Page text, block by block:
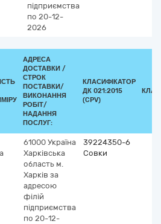
підприємства
по 20-12-
2026
АДРЕСА
ДОСТАВКИ /
СТРОК
ПОСТАВКИ/
ВИКОНАННЯ
РОБІТ/
НАДАННЯ
ПОСЛУГ:
КЛАСИФІКАТОР
ДК 021:2015
(CPV)
61000 Україна
Харківська
область м.
Харків за
адресою
філій
підприємства
по 20-12-
39224350-6
Совки